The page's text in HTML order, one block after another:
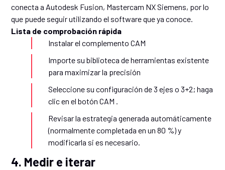
conecta a Autodesk Fusion, Mastercam NX Siemens, por lo
que puede seguir utilizando el software que ya conoce.
Lista de comprobación rápida
Instalar el complemento CAM
Importe su biblioteca de herramientas existente
para maximizar la precisión
Seleccione su configuración de 3 ejes o 3+2; haga
clic en el botón CAM .
Revisar la estrategia generada automáticamente
(normalmente completada en un 80 %) y
modificarla si es necesario.
4. Medir e iterar